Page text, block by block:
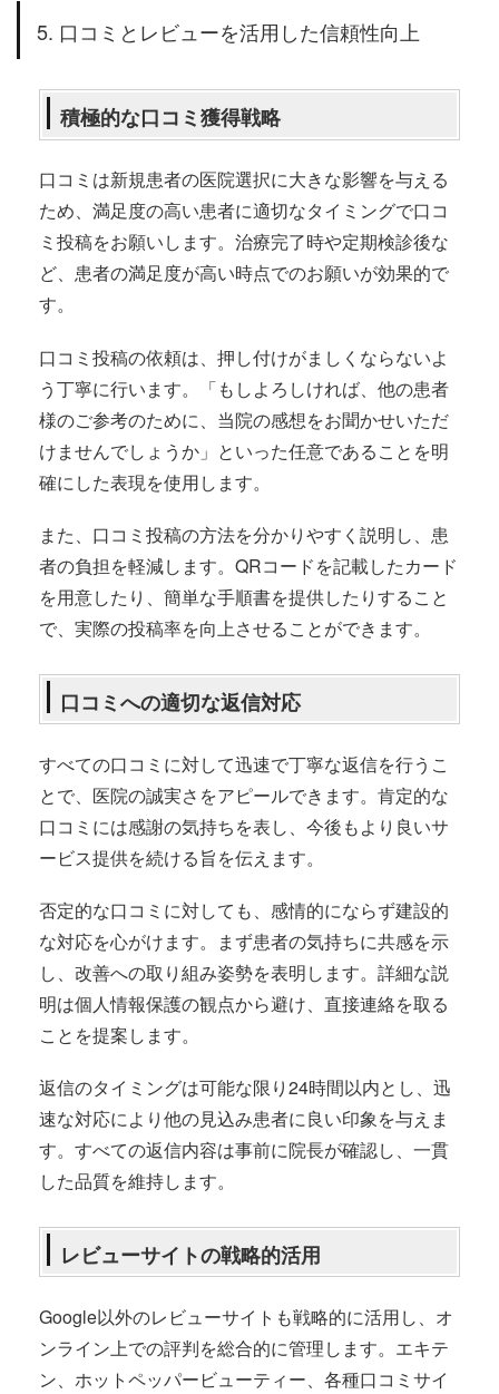
5. 口コミとレビューを活用した信頼性向上
積極的な口コミ獲得戦略
口コミは新規患者の医院選択に大きな影響を与える
ため、満足度の高い患者に適切なタイミングで口コ
ミ投稿をお願いします。治療完了時や定期検診後な
ど、患者の満足度が高い時点でのお願いが効果的で
す。
口コミ投稿の依頼は、押し付けがましくならないよ
う丁寧に行います。「もしよろしければ、他の患者
様のご参考のために、当院の感想をお聞かせいただ
けませんでしょうか」といった任意であることを明
確にした表現を使用します。
また、口コミ投稿の方法を分かりやすく説明し、患
者の負担を軽減します。QRコードを記載したカード
を用意したり、簡単な手順書を提供したりすること
で、実際の投稿率を向上させることができます。
口コミへの適切な返信対応
すべての口コミに対して迅速で丁寧な返信を行うこ
とで、医院の誠実さをアピールできます。肯定的な
口コミには感謝の気持ちを表し、今後もより良いサ
ービス提供を続ける旨を伝えます。
否定的な口コミに対しても、感情的にならず建設的
な対応を心がけます。まず患者の気持ちに共感を示
し、改善への取り組み姿勢を表明します。詳細な説
明は個人情報保護の観点から避け、直接連絡を取る
ことを提案します。
返信のタイミングは可能な限り24時間以内とし、迅
速な対応により他の見込み患者に良い印象を与えま
す。すべての返信内容は事前に院長が確認し、一貫
した品質を維持します。
レビューサイトの戦略的活用
Google以外のレビューサイトも戦略的に活用し、オ
ンライン上での評判を総合的に管理します。エキテ
ン、ホットペッパービューティー、各種口コミサイ